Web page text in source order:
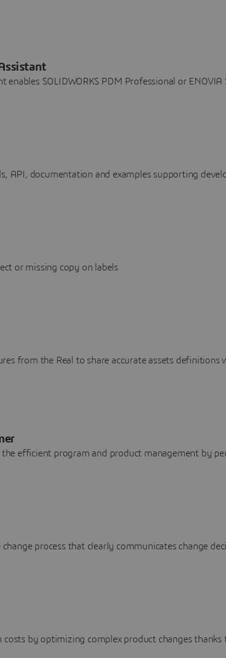
enables SOLIDWORKS PDM Professional or
API, documentation and examples supporting
or missing copy on labels
from the Real to share accurate assets definitions
efficient program and product management by
process that clearly communicates change
costs by optimizing complex product changes